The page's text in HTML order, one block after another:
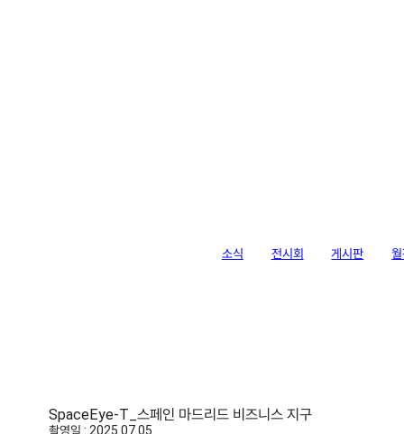
소식 전시회 게시판
SpaceEye-T_스페인 마드리드 비즈니스 지구
촬영일 : 2025.07.05